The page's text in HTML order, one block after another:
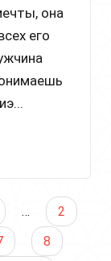
она
его
…
2
8